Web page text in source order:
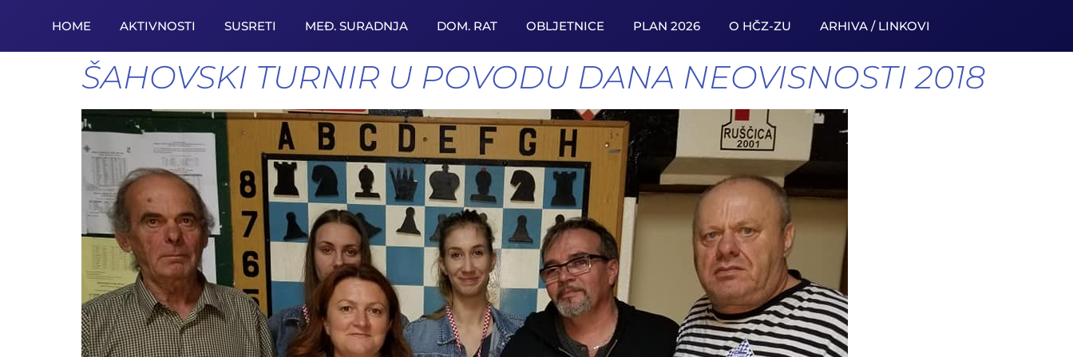
HOME AKTIVNOSTI SUSRETI MEĐ. SURADNJA DOM. RAT OBLJETNICE PLAN 2026 O HČZ-ZU ARHIVA / LINKOVI
ŠAHOVSKI TURNIR U POVODU DANA NEOVISNOSTI 2018